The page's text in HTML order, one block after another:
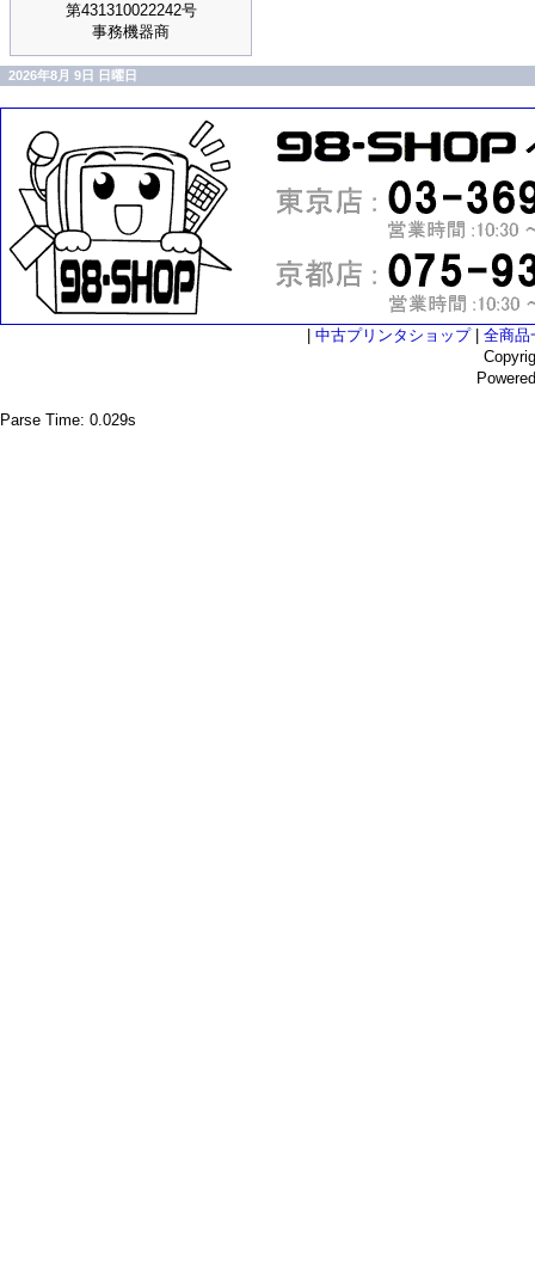
第431310022242号
事務機器商
2026年8月 9日 日曜日
中古プリンタショップ| 全商品
Parse Time: 0.029s